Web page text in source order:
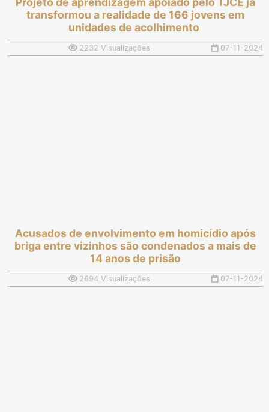
transformou a realidade de 166 jovens em
unidades de acolhimento
2232 Visualizações 07-11-2024
Acusados de envolvimento em homicídio após
briga entre vizinhos são condenados a mais de
14 anos de prisão
2694 Visualizações 07-11-2024